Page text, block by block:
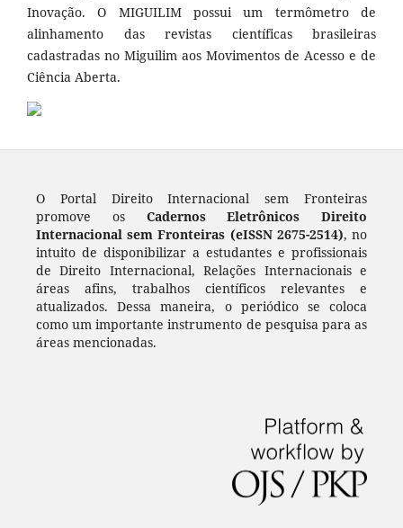
Inovação. O MIGUILIM possui um termômetro de
alinhamento das revistas científicas brasileiras
cadastradas no Miguilim aos Movimentos de Acesso e de
Ciência Aberta.
O Portal Direito Internacional sem Fronteiras
promove os Cadernos Eletrônicos Direito
Internacional sem Fronteiras (eISSN 2675-2514), no
intuito de disponibilizar a estudantes e profissionais
de Direito Internacional, Relações Internacionais e
áreas afins, trabalhos científicos relevantes e
atualizados. Dessa maneira, o periódico se coloca
como um importante instrumento de pesquisa para as
áreas mencionadas.